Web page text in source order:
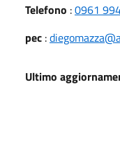
Telefono :0961
pec :
Ultimo